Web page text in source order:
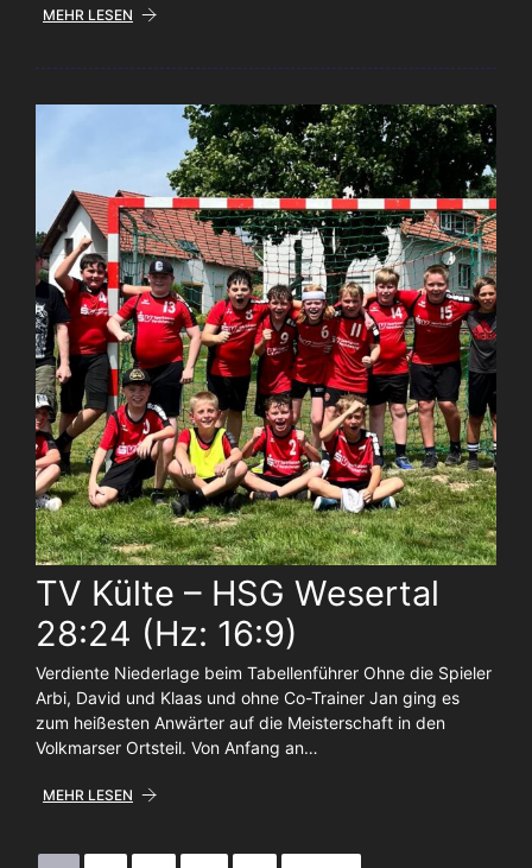
MEHR LESEN
TV Külte – HSG Wesertal
28:24 (Hz: 16:9)
Verdiente Niederlage beim Tabellenführer Ohne die Spieler
Arbi, David und Klaas und ohne Co-Trainer Jan ging es
zum heißesten Anwärter auf die Meisterschaft in den
Volkmarser Ortsteil. Von Anfang an…
MEHR LESEN